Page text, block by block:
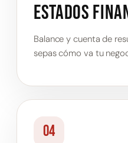
Estados
Balance y cuenta de
sepas cómo va tu
04